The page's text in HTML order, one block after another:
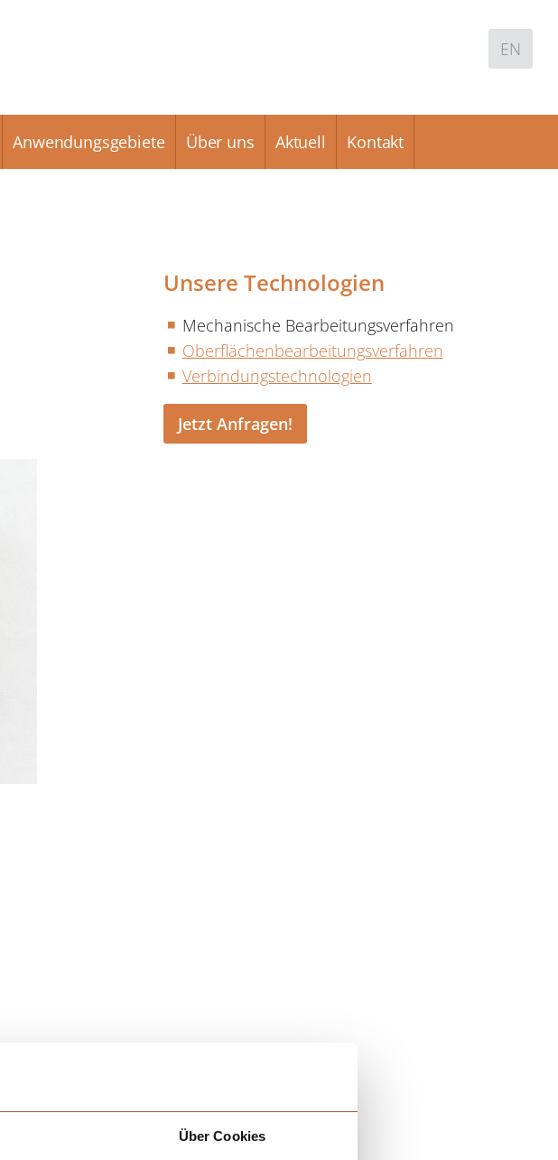
Über Cookies
EN
Anwendungsgebiete Über uns Aktuell Kontakt
Unsere Technologien
Mechanische Bearbeitungsverfahren
Oberflächenbearbeitungsverfahren
Verbindungstechnologien
Jetzt Anfragen!